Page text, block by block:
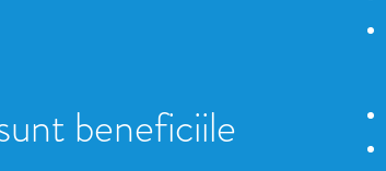
beneficiile